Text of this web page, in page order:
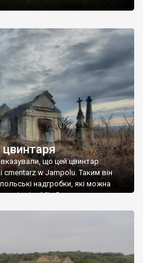
вказували, що цей цвинтар
w Jampolu. Таким він
надгробки, які можна
епітафії… Загалом цвинтар